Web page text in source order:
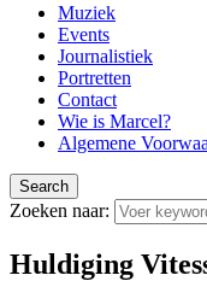
Muziek
Events
Journalistiek
Portretten
Contact
Wie is Marcel?
Algemene
Search
Zoeken naar:
Huldiging